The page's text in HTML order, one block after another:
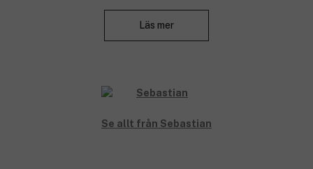
Krämen smälter in i håret utan att tynga ner och gör det enklare
Läs mer
Se allt från Sebastian